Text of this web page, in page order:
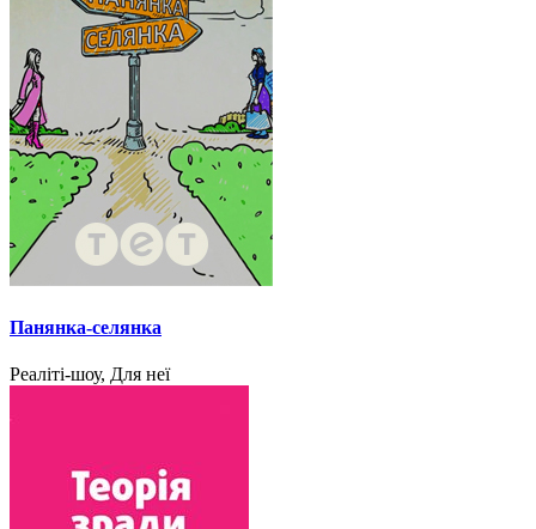
Панянка-селянка
Реаліті-шоу, Для неї